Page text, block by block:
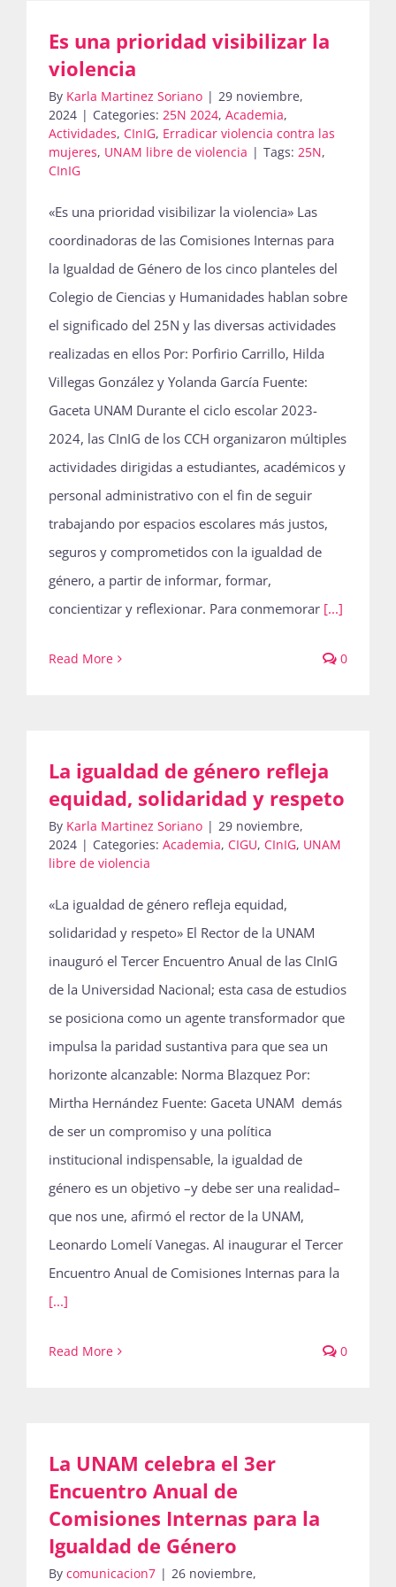
La Boletina
Blog
Recursos
Súmate
Bienvenida generación 2027-1
Es una prioridad visibilizar la
violencia
By Karla Martinez Soriano | 29 noviembre,
2024 | Categories: 25N 2024, Academia,
Actividades, CInIG, Erradicar violencia contra las
mujeres, UNAM libre de violencia | Tags: 25N,
CInIG
«Es una prioridad visibilizar la violencia» Las
coordinadoras de las Comisiones Internas para
la Igualdad de Género de los cinco planteles del
Colegio de Ciencias y Humanidades hablan sobre
el significado del 25N y las diversas actividades
realizadas en ellos Por: Porfirio Carrillo, Hilda
Villegas González y Yolanda García Fuente:
Gaceta UNAM Durante el ciclo escolar 2023-
2024, las CInIG de los CCH organizaron múltiples
actividades dirigidas a estudiantes, académicos y
personal administrativo con el fin de seguir
trabajando por espacios escolares más justos,
seguros y comprometidos con la igualdad de
género, a partir de informar, formar,
concientizar y reflexionar. Para conmemorar [...]
Read More 0
La igualdad de género refleja
equidad, solidaridad y respeto
By Karla Martinez Soriano | 29 noviembre,
2024 | Categories: Academia, CIGU, CInIG, UNAM
libre de violencia
«La igualdad de género refleja equidad,
solidaridad y respeto» El Rector de la UNAM
inauguró el Tercer Encuentro Anual de las CInIG
de la Universidad Nacional; esta casa de estudios
se posiciona como un agente transformador que
impulsa la paridad sustantiva para que sea un
horizonte alcanzable: Norma Blazquez Por:
Mirtha Hernández Fuente: Gaceta UNAM demás
de ser un compromiso y una política
institucional indispensable, la igualdad de
género es un objetivo –y debe ser una realidad–
que nos une, afirmó el rector de la UNAM,
Leonardo Lomelí Vanegas. Al inaugurar el Tercer
Encuentro Anual de Comisiones Internas para la
[...]
Read More 0
La UNAM celebra el 3er
Encuentro Anual de
Comisiones Internas para la
Igualdad de Género
By comunicacion7 | 26 noviembre,